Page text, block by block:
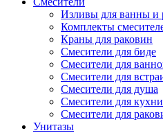
Изливы для ванны и
Комплекты
Краны для раковин
Смесители для биде
Смесители для
Смесители для
Смесители для душа
Смесители для кухни
Смесители для
Унитазы